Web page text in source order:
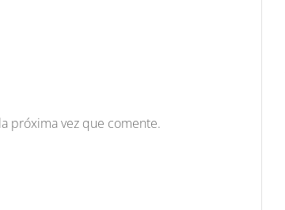
próxima vez que comente.